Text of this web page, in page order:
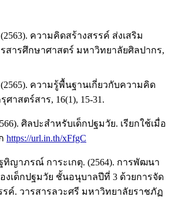
ความคิดสร้างสรรค์ ส่งเสริม
สารศึกษาศาสตร์ มหาวิทยาลัยศิลปากร,
ความรู้พื้นฐานเกี่ยวกับความคิด
าสตร์สาร, 16(1), 15-31.
ศิลปะสำหรับเด็กปฐมวัย. เรียกใช้เมื่อ
https://url.in.th/xFfgC
ญาภรณ์ การะเกตุ. (2564). การพัฒนา
งเด็กปฐมวัย ชั้นอนุบาลปีที่ 3 ด้วยการจัด
ค์. วารสารลวะศรี มหาวิทยาลัยราชภัฏ